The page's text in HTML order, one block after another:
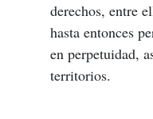
derechos, entre
hasta entonces
en perpetuidad,
territorios.